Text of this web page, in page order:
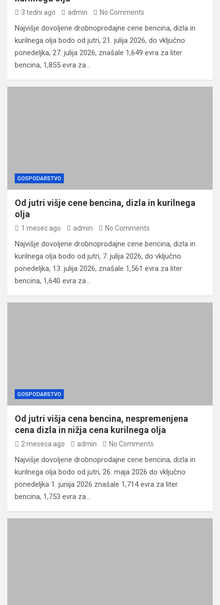
3 tedni ago admin No Comments
Najvišje dovoljene drobnoprodajne cene bencina, dizla in
kurilnega olja bodo od jutri, 21. julija 2026, do vključno
ponedeljka, 27. julija 2026, znašale 1,649 evra za liter
bencina, 1,855 evra za…
GOSPODARSTVO
Od jutri višje cene bencina, dizla in kurilnega
olja
1 mesec ago admin No Comments
Najvišje dovoljene drobnoprodajne cene bencina, dizla in
kurilnega olja bodo od jutri, 7. julija 2026, do vključno
ponedeljka, 13. julija 2026, znašale 1,561 evra za liter
bencina, 1,640 evra za…
GOSPODARSTVO
Od jutri višja cena bencina, nespremenjena
cena dizla in nižja cena kurilnega olja
2 meseca ago admin No Comments
Najvišje dovoljene drobnoprodajne cene bencina, dizla in
kurilnega olja bodo od jutri, 26. maja 2026 do vključno
ponedeljka 1. junija 2026 znašale 1,714 evra za liter
bencina, 1,753 evra za…